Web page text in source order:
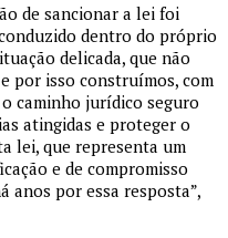
de sancionar a lei foi
dentro do próprio
delicada, que não
por isso construímos, com
caminho jurídico seguro
atingidas e proteger o
lei, que representa um
e de compromisso
anos por essa resposta”,